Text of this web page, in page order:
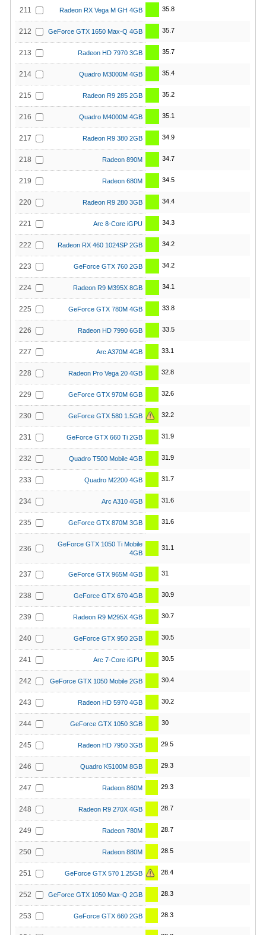
211 Radeon RX Vega M GH 4GB 35.8
212 GeForce GTX 1650 Max-Q 4GB 35.7
213 Radeon HD 7970 3GB 35.7
214 Quadro M3000M 4GB 35.4
215 Radeon R9 285 2GB 35.2
216 Quadro M4000M 4GB 35.1
217 Radeon R9 380 2GB 34.9
218 Radeon 890M 34.7
219 Radeon 680M 34.5
220 Radeon R9 280 3GB 34.4
221 Arc 8-Core iGPU 34.3
222 Radeon RX 460 1024SP 2GB 34.2
223 GeForce GTX 760 2GB 34.2
224 Radeon R9 M395X 8GB 34.1
225 GeForce GTX 780M 4GB 33.8
226 Radeon HD 7990 6GB 33.5
227 Arc A370M 4GB 33.1
228 Radeon Pro Vega 20 4GB 32.8
229 GeForce GTX 970M 6GB 32.6
230 GeForce GTX 580 1.5GB 32.2
231 GeForce GTX 660 Ti 2GB 31.9
232 Quadro T500 Mobile 4GB 31.9
233 Quadro M2200 4GB 31.7
234 Arc A310 4GB 31.6
235 GeForce GTX 870M 3GB 31.6
236
GeForce GTX 1050 Ti Mobile
4GB
31.1
237 GeForce GTX 965M 4GB 31
238 GeForce GTX 670 4GB 30.9
239 Radeon R9 M295X 4GB 30.7
240 GeForce GTX 950 2GB 30.5
241 Arc 7-Core iGPU 30.5
242 GeForce GTX 1050 Mobile 2GB 30.4
243 Radeon HD 5970 4GB 30.2
244 GeForce GTX 1050 3GB 30
245 Radeon HD 7950 3GB 29.5
246 Quadro K5100M 8GB 29.3
247 Radeon 860M 29.3
248 Radeon R9 270X 4GB 28.7
249 Radeon 780M 28.7
250 Radeon 880M 28.5
251 GeForce GTX 570 1.25GB 28.4
252 GeForce GTX 1050 Max-Q 2GB 28.3
253 GeForce GTX 660 2GB 28.3